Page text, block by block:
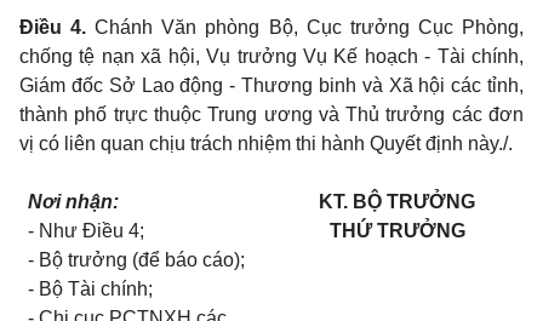
Điều 4. Chánh Văn phòng Bộ, Cục trưởng Cục Phòng,
chống tệ nạn xã hội, Vụ trưởng Vụ Kế hoạch - Tài chính,
Giám đốc Sở Lao động - Thương binh và Xã hội các tỉnh,
thành phố trực thuộc Trung ương và Thủ trưởng các đơn
vị có liên quan chịu trách nhiệm thi hành Quyết định này./.
Nơi nhận:
- Như Điều 4;
- Bộ trưởng (để báo cáo);
- Bộ Tài chính;
KT. BỘ TRƯỞNG
THỨ TRƯỞNG